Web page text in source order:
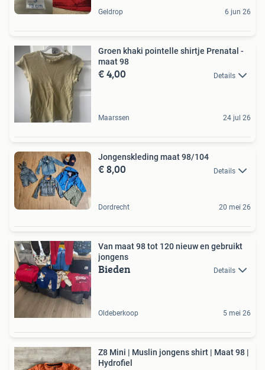
Geldrop 6 jun 26
Groen khaki pointelle shirtje Prenatal -
maat 98
€ 4,00 Details
Maarssen 24 jul 26
Jongenskleding maat 98/104
€ 8,00 Details
Dordrecht 20 mei 26
Van maat 98 tot 120 nieuw en gebruikt
jongens
Bieden Details
Oldeberkoop 5 mei 26
Z8 Mini | Muslin jongens shirt | Maat 98 |
Hydrofiel